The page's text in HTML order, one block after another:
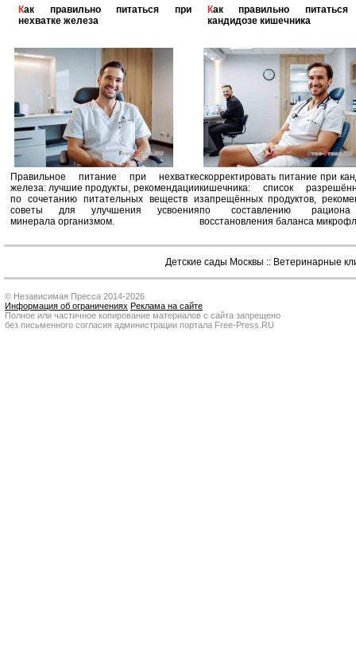
Как правильно питаться при
нехватке железа
Правильное питание при нехватке
железа: лучшие продукты, рекомендации
по сочетанию питательных веществ и
советы для улучшения усвоения
минерала организмом.
Как правильно питаться при
кандидозе кишечника
скорректировать питание при
кишечника: список
запрещённых продуктов,
по составлению
восстановления баланса
Детские сады Москвы :: Ветеринарные
© Независимая Пресса 2014-2026
Информация об ограничениях Реклама на сайте
Полное или частичное копирование материалов с сайта запрещено
без письменного согласия администрации портала Free-Press.RU